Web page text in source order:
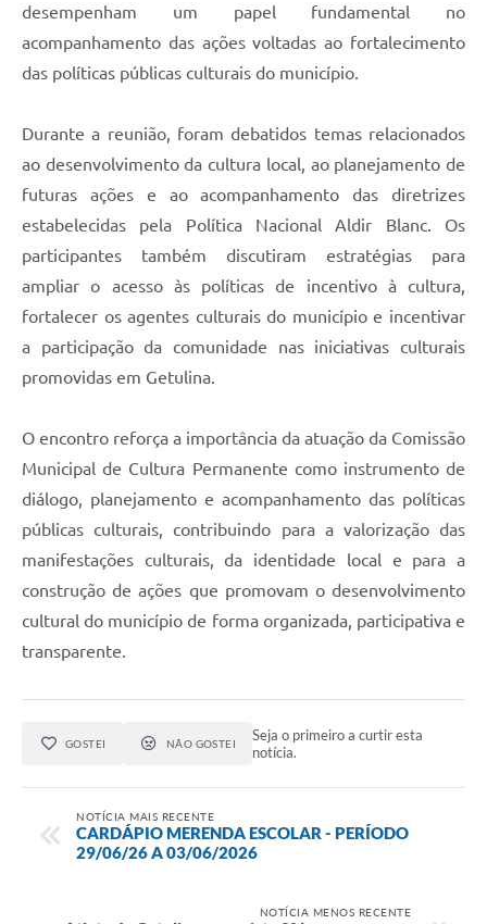
desempenham um papel fundamental no
acompanhamento das ações voltadas ao fortalecimento
das políticas públicas culturais do município.
Durante a reunião, foram debatidos temas relacionados
ao desenvolvimento da cultura local, ao planejamento de
futuras ações e ao acompanhamento das diretrizes
estabelecidas pela Política Nacional Aldir Blanc. Os
participantes também discutiram estratégias para
ampliar o acesso às políticas de incentivo à cultura,
fortalecer os agentes culturais do município e incentivar
a participação da comunidade nas iniciativas culturais
promovidas em Getulina.
O encontro reforça a importância da atuação da Comissão
Municipal de Cultura Permanente como instrumento de
diálogo, planejamento e acompanhamento das políticas
públicas culturais, contribuindo para a valorização das
manifestações culturais, da identidade local e para a
construção de ações que promovam o desenvolvimento
cultural do município de forma organizada, participativa e
transparente.
GOSTEI NÃO GOSTEI
Seja o primeiro a curtir esta
notícia.
NOTÍCIA MAIS RECENTE
CARDÁPIO MERENDA ESCOLAR - PERÍODO
29/06/26 A 03/06/2026
NOTÍCIA MENOS RECENTE